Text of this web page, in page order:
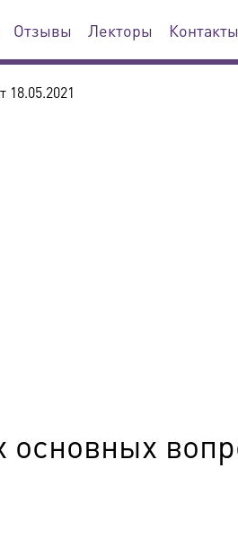
Отзывы Лекторы Контакты
18.05.2021
основных